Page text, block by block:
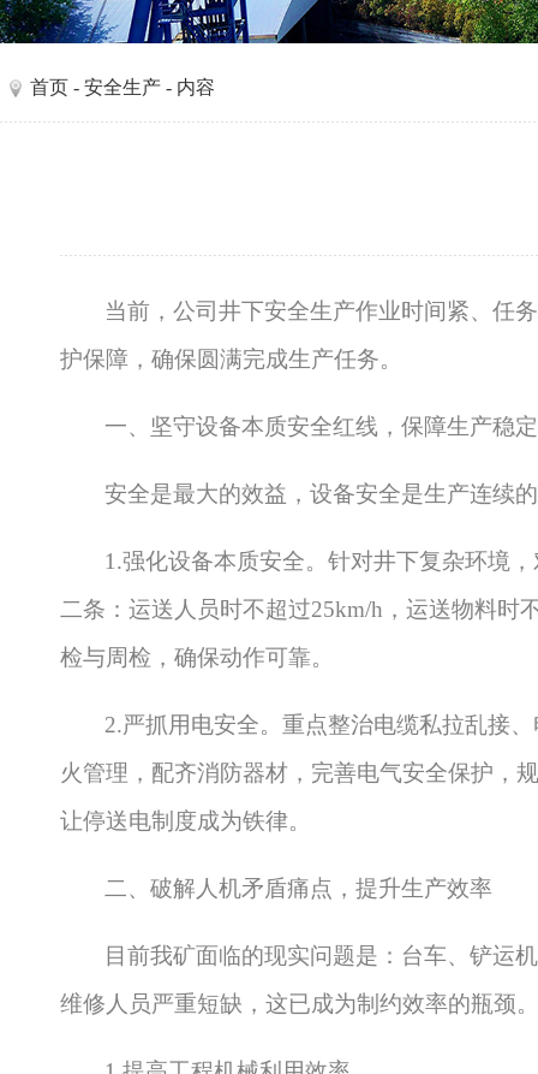
首页 - 安全生产 - 内容
当前，公司井下安全生产作业时间紧、任
护保障，确保圆满完成生产任务。
一、坚守设备本质安全红线，保障生产稳定
安全是最大的效益，设备安全是生产连续
1.强化设备本质安全。针对井下复杂环境
二条：运送人员时不超过25km/h，运送物料时
检与周检，确保动作可靠。
2.严抓用电安全。重点整治电缆私拉乱接
火管理，配齐消防器材，完善电气安全保护，
让停送电制度成为铁律。
二、破解人机矛盾痛点，提升生产效率
目前我矿面临的现实问题是：台车、铲运
维修人员严重短缺，这已成为制约效率的瓶颈。